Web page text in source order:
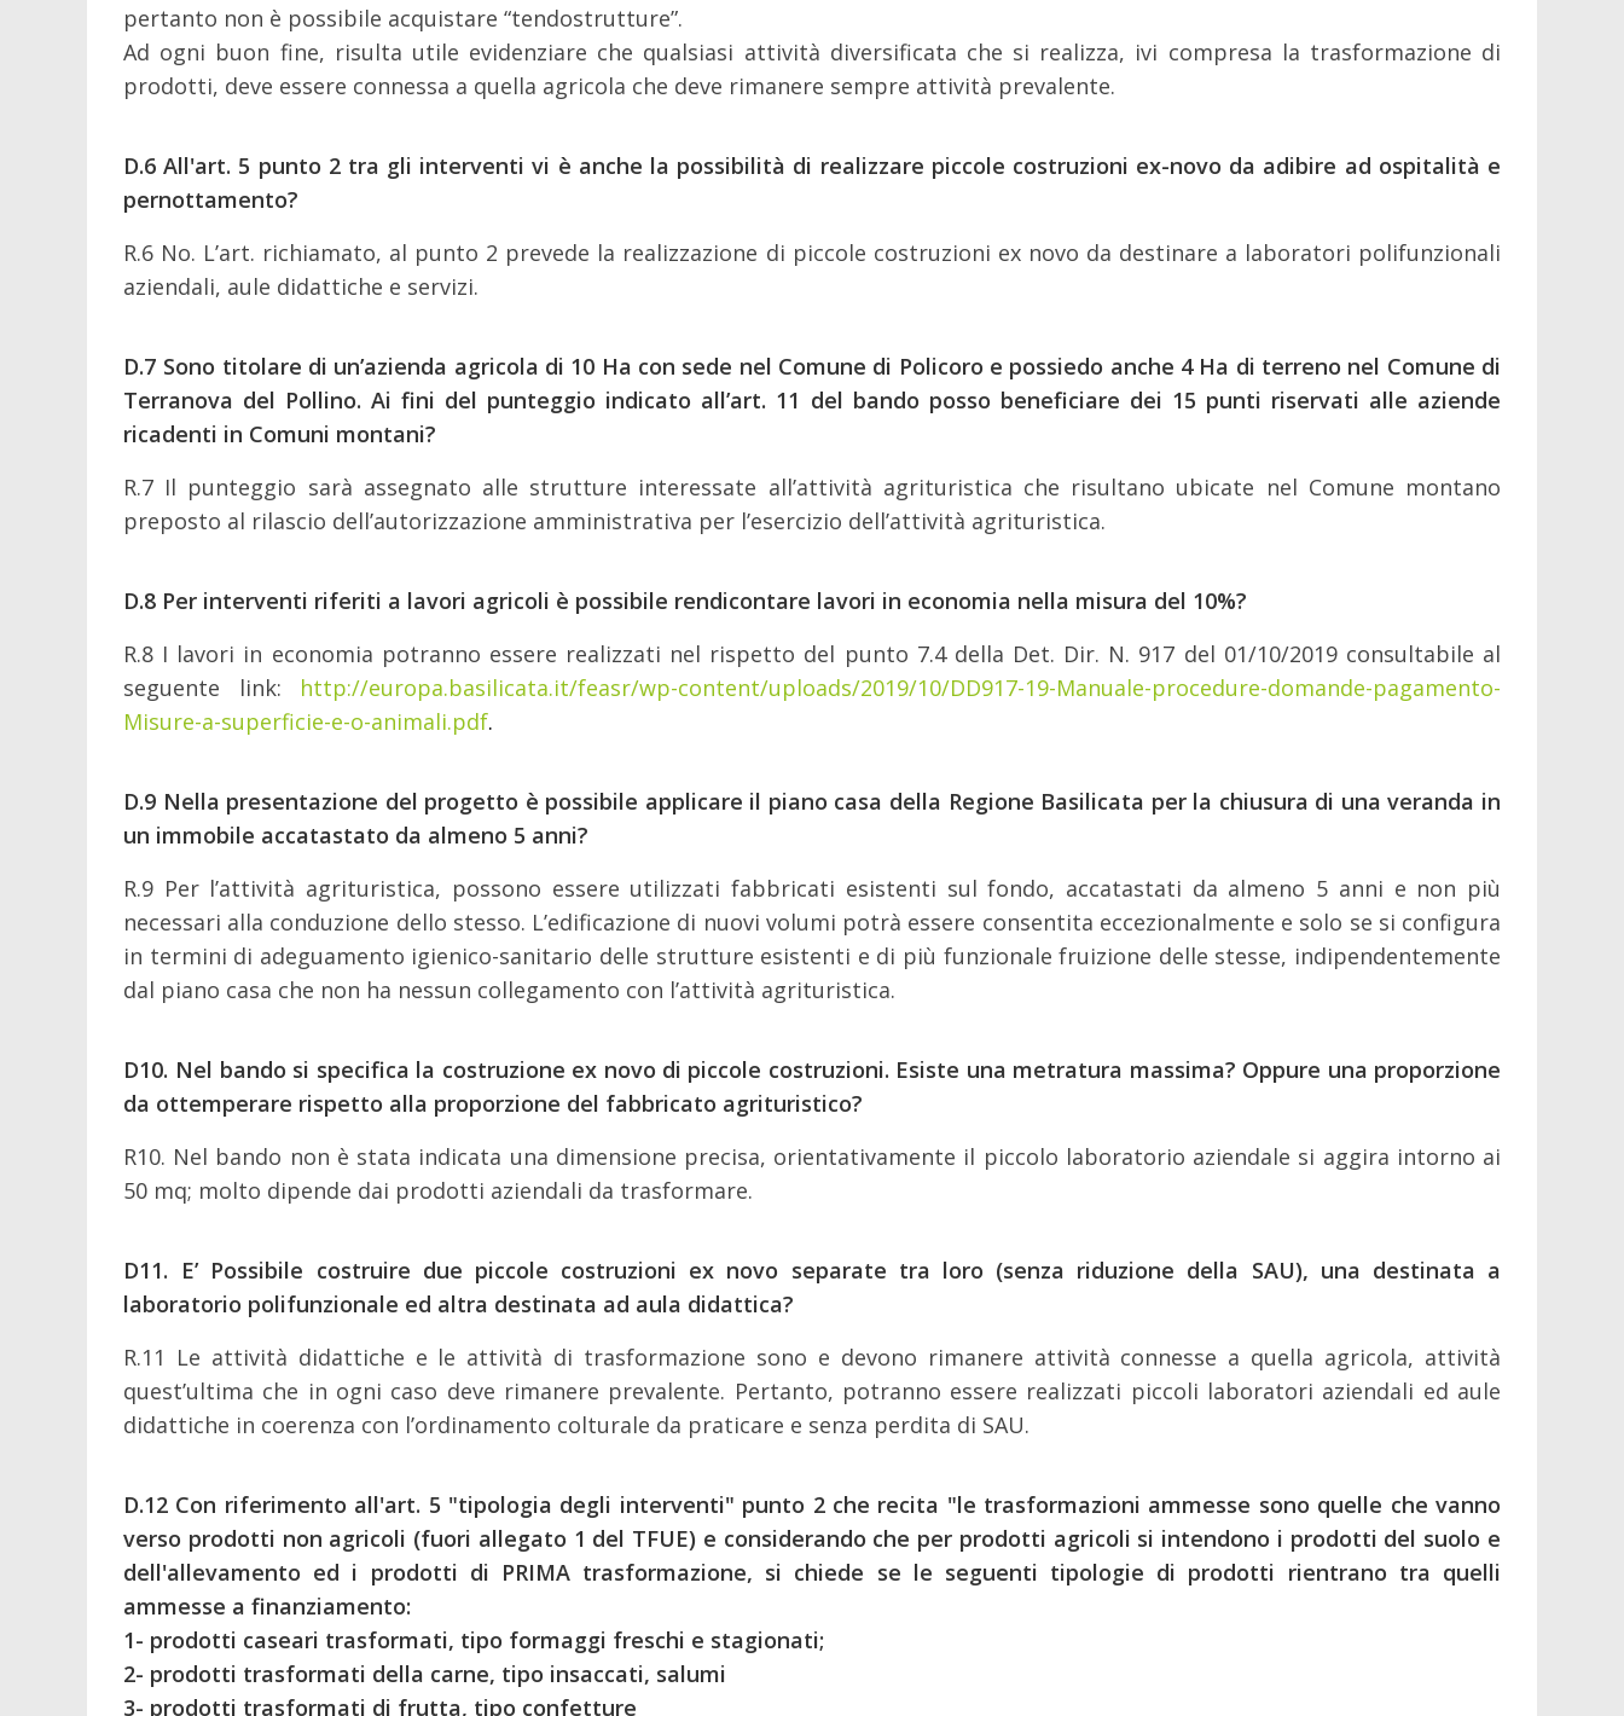
pertanto non è possibile acquistare “tendostrutture”.
Ad ogni buon fine, risulta utile evidenziare che qualsiasi attività diversificata che si realizza, ivi compresa la trasformazione di
prodotti, deve essere connessa a quella agricola che deve rimanere sempre attività prevalente.
D.6 All'art. 5 punto 2 tra gli interventi vi è anche la possibilità di realizzare piccole costruzioni ex-novo da adibire ad ospitalità e
pernottamento?
R.6 No. L’art. richiamato, al punto 2 prevede la realizzazione di piccole costruzioni ex novo da destinare a laboratori polifunzionali
aziendali, aule didattiche e servizi.
D.7 Sono titolare di un’azienda agricola di 10 Ha con sede nel Comune di Policoro e possiedo anche 4 Ha di terreno nel Comune di
Terranova del Pollino. Ai fini del punteggio indicato all’art. 11 del bando posso beneficiare dei 15 punti riservati alle aziende
ricadenti in Comuni montani?
R.7 Il punteggio sarà assegnato alle strutture interessate all’attività agrituristica che risultano ubicate nel Comune montano
preposto al rilascio dell’autorizzazione amministrativa per l’esercizio dell’attività agrituristica.
D.8 Per interventi riferiti a lavori agricoli è possibile rendicontare lavori in economia nella misura del 10%?
R.8 I lavori in economia potranno essere realizzati nel rispetto del punto 7.4 della Det. Dir. N. 917 del 01/10/2019 consultabile al
seguente link: http://europa.basilicata.it/feasr/wp-content/uploads/2019/10/DD917-19-Manuale-procedure-domande-pagamento-
Misure-a-superficie-e-o-animali.pdf.
D.9 Nella presentazione del progetto è possibile applicare il piano casa della Regione Basilicata per la chiusura di una veranda in
un immobile accatastato da almeno 5 anni?
R.9 Per l’attività agrituristica, possono essere utilizzati fabbricati esistenti sul fondo, accatastati da almeno 5 anni e non più
necessari alla conduzione dello stesso. L’edificazione di nuovi volumi potrà essere consentita eccezionalmente e solo se si configura
in termini di adeguamento igienico-sanitario delle strutture esistenti e di più funzionale fruizione delle stesse, indipendentemente
dal piano casa che non ha nessun collegamento con l’attività agrituristica.
D10. Nel bando si specifica la costruzione ex novo di piccole costruzioni. Esiste una metratura massima? Oppure una proporzione
da ottemperare rispetto alla proporzione del fabbricato agrituristico?
R10. Nel bando non è stata indicata una dimensione precisa, orientativamente il piccolo laboratorio aziendale si aggira intorno ai
50 mq; molto dipende dai prodotti aziendali da trasformare.
D11. E’ Possibile costruire due piccole costruzioni ex novo separate tra loro (senza riduzione della SAU), una destinata a
laboratorio polifunzionale ed altra destinata ad aula didattica?
R.11 Le attività didattiche e le attività di trasformazione sono e devono rimanere attività connesse a quella agricola, attività
quest’ultima che in ogni caso deve rimanere prevalente. Pertanto, potranno essere realizzati piccoli laboratori aziendali ed aule
didattiche in coerenza con l’ordinamento colturale da praticare e senza perdita di SAU.
D.12 Con riferimento all'art. 5 "tipologia degli interventi" punto 2 che recita "le trasformazioni ammesse sono quelle che vanno
verso prodotti non agricoli (fuori allegato 1 del TFUE) e considerando che per prodotti agricoli si intendono i prodotti del suolo e
dell'allevamento ed i prodotti di PRIMAtrasformazione, si chiede se le seguenti tipologie di prodotti rientrano tra quelli
ammesse a finanziamento:
1- prodotti caseari trasformati, tipo formaggi freschi e stagionati;
2- prodotti trasformati della carne, tipo insaccati, salumi
3- prodotti trasformati di frutta, tipo confetture